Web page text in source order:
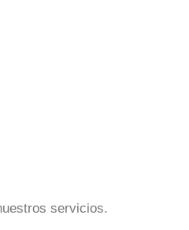
servicios.